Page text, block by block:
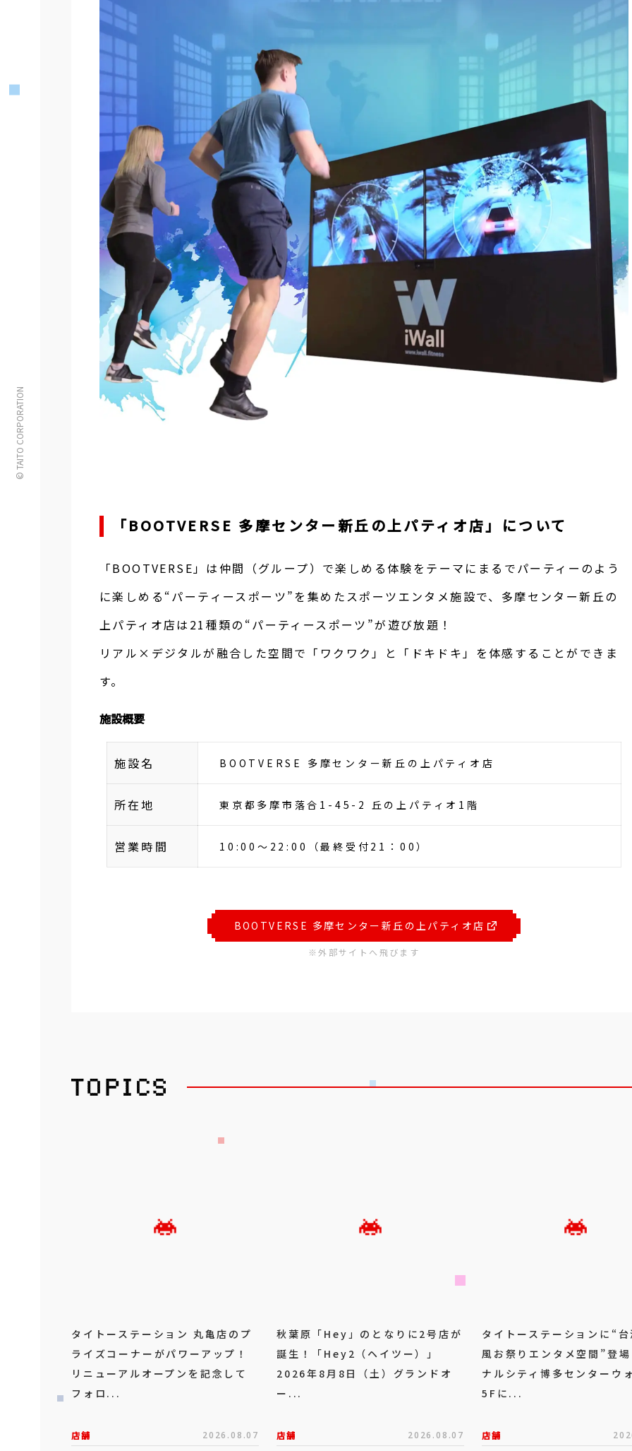
© TAITO CORPORATION
「BOOTVERSE 多摩センター新丘の上パティオ店」について
「BOOTVERSE」は仲間（グループ）で楽しめる体験をテーマにまるでパーティーのよう
に楽しめる“パーティースポーツ”を集めたスポーツエンタメ施設で、多摩センター新丘の
上パティオ店は21種類の“パーティースポーツ”が遊び放題！
リアル×デジタルが融合した空間で「ワクワク」と「ドキドキ」を体感することができま
す。
施設概要
施設名 BOOTVERSE 多摩センター新丘の上パティオ店
所在地 東京都多摩市落合1-45-2 丘の上パティオ1階
営業時間 10:00～22:00（最終受付21：00）
BOOTVERSE 多摩センター新丘の上パティオ店
※外部サイトへ飛びます
タイトーステーション 丸亀店のプ
ライズコーナーがパワーアップ！
リニューアルオープンを記念して
フォロ...
店舗 2026.08.07
秋葉原「Hey」のとなりに2号店が
誕生！「Hey2（ヘイツー）」
2026年8月8日（土）グランドオ
ー...
店舗 2026.08.07
タイトーステーションに“台
風お祭りエンタメ空間”登場
ナルシティ博多センターウ
5Fに...
店舗